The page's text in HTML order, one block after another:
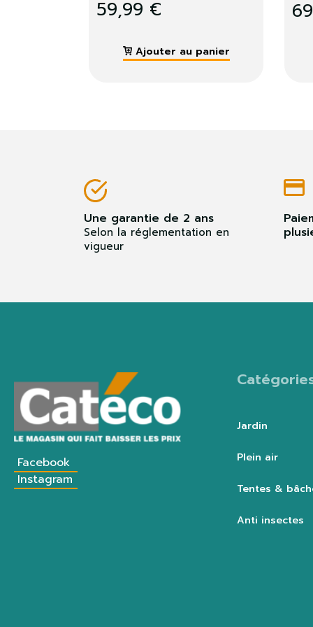
Ajouter au panier Ajouter au
Une garantie de 2 ans
Selon la réglementation en
vigueur
Facebook
Instagram
Jardin
Plein air
Tentes &
Anti insectes